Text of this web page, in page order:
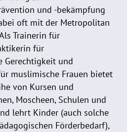
und -bekämpfung
oft mit der Metropolitan
Trainerin für
für
Gerechtigkeit und
muslimische Frauen bietet
von Kursen und
Moscheen, Schulen und
lehrt Kinder (auch solche
Förderbedarf),